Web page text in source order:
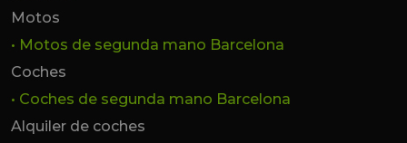
Motos
• Motos de segunda mano Barcelona
Coches
• Coches de segunda mano Barcelona
Alquiler de coches